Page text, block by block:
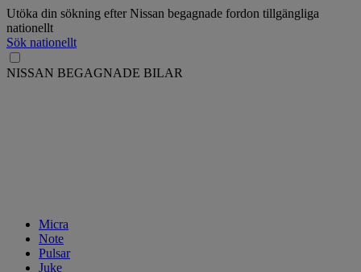
Utöka din sökning efter Nissan begagnade fordon tillgängliga
nationellt
Sök nationellt
NISSAN BEGAGNADE BILAR
Micra
Note
Pulsar
Juke